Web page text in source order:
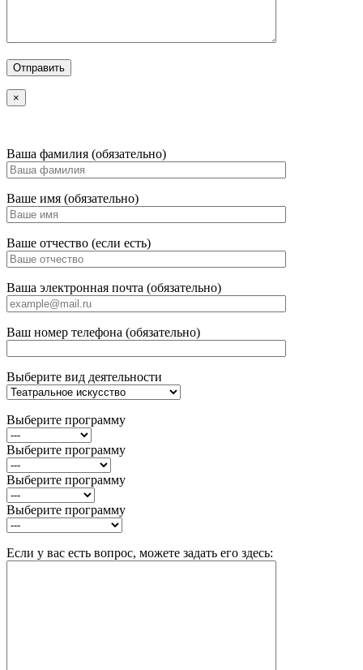
×
Ваша фамилия (обязательно)
Ваше имя (обязательно)
Ваше отчество (если есть)
Ваша электронная почта (обязательно)
Ваш номер телефона (обязательно)
Выберите вид деятельности
Выберите программу
Выберите программу
Выберите программу
Выберите программу
Если у вас есть вопрос, можете задать его здесь: